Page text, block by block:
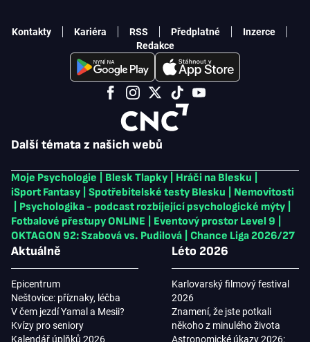
Další témata z našich webů
Moje Psychologie Blesk Tlapky Hráči na Blesku
iSport Fantasy
Spotřebitelské testy Blesku
Nemovitosti
Psychologika - podcast rozbíjející psychologické mýty
Fotbalové přestupy ONLINE
Eventový prostor Level 9
OKTAGON 92: Szabová vs. Pudilová
Chance Liga 2026/27
Aktuálně
Epicentrum
Neštovice: příznaky, léčba
V čem jezdí Yamal a Mesii?
Kvízy pro seniory
Kalendář úplňků 2026
Léto 2026
Karlovarský filmový festival
2026
Znamení, že jste potkali
někoho z minulého života
Astronomické úkazy 2026:
Kontakty Kariéra RSS Předplatné
Inzerce
Redakce